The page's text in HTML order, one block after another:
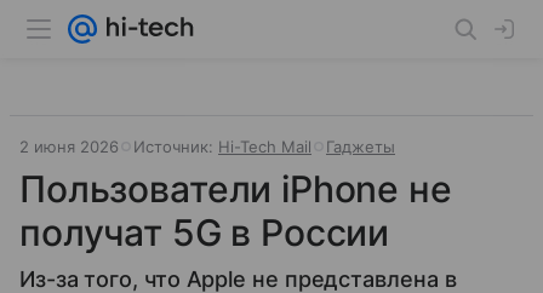
2 июня 2026 Источник: Hi-Tech Mail Гаджеты
Пользователи iPhone не
получат 5G в России
Из-за того, что Apple не представлена в